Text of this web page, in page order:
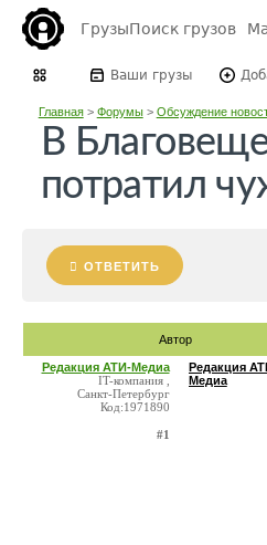
ГрузыПоиск грузов
Ваши грузы
Главная> Форумы> Обсуждение
В
потратил
ОТВЕТИТЬ
Автор
Редакция АТИ-Медиа
IT-компания ,
Санкт-Петербург
Код:1971890
#1
Редакция
Медиа